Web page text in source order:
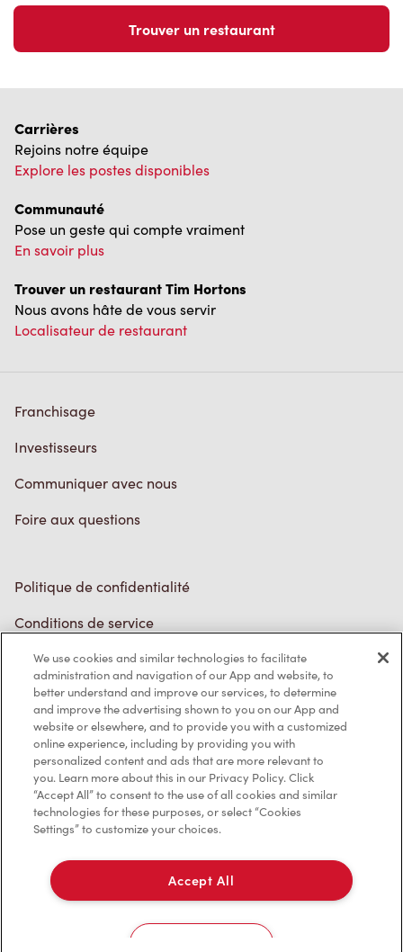
Trouver un restaurant
Carrières
Rejoins notre équipe
Explore les postes disponibles
Communauté
Pose un geste qui compte vraiment
En savoir plus
Trouver un restaurant Tim Hortons
Nous avons hâte de vous servir
Localisateur de restaurant
Franchisage
Investisseurs
Communiquer avec nous
Foire aux questions
Politique de confidentialité
Conditions de service
Marques de commerce
Accessibilité
Diagnostic
Contactez-nous
TM & © Tim Hortons, 2023
We use cookies and similar technologies to facilitate
administration and navigation of our App and website, to
better understand and improve our services, to determine
and improve the advertising shown to you on our App and
website or elsewhere, and to provide you with a customized
online experience, including by providing you with
personalized content and ads that are more relevant to
you. Learn more about this in our Privacy Policy. Click
“Accept All” to consent to the use of all cookies and similar
technologies for these purposes, or select “Cookies
Settings” to customize your choices.
Accept All